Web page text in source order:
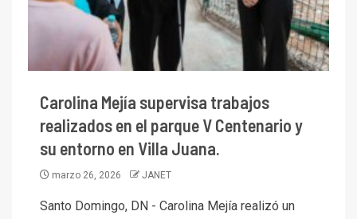
Carolina Mejía supervisa trabajos
realizados en el parque V Centenario y
su entorno en Villa Juana.
marzo 26, 2026 JANET
Santo Domingo, DN - Carolina Mejía realizó un